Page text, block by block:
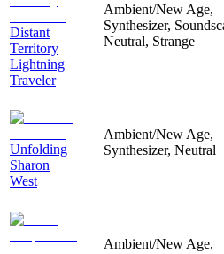
Distant
Territory
Lightning
Traveler
Ambient/New Age,
Synthesizer,
Neutral, Strange
Unfolding
Sharon
West
Ambient/New Age,
Synthesizer, Neutral
Ambient/New Age,